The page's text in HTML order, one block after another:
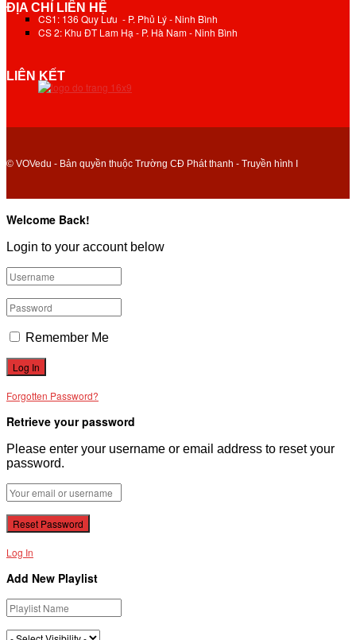
ĐỊA CHỈ LIÊN HỆ
CS1: 136 Quy Lưu - P. Phủ Lý - Ninh Bình
CS 2: Khu ĐT Lam Hạ - P. Hà Nam - Ninh Bình
LIÊN KẾT
© VOVedu - Bản quyền thuộc Trường CĐ Phát thanh - Truyền hình I
Welcome Back!
Login to your account below
Remember Me
Forgotten Password?
Retrieve your password
Please enter your username or email address to reset your
password.
Log In
Add New Playlist